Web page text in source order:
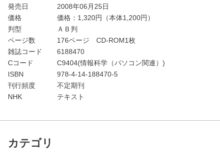
発売日
2008年06月25日
価格
価格： 1,320円（本体1,200円）
判型
ＡＢ判
ページ数
176ページ CD-ROM1枚
雑誌コード
6188470
Cコード
C9404(情報科学（パソコン関連）)
ISBN
978-4-14-188470-5
刊行頻度
不定期刊
NHK
テキスト
カテゴリ